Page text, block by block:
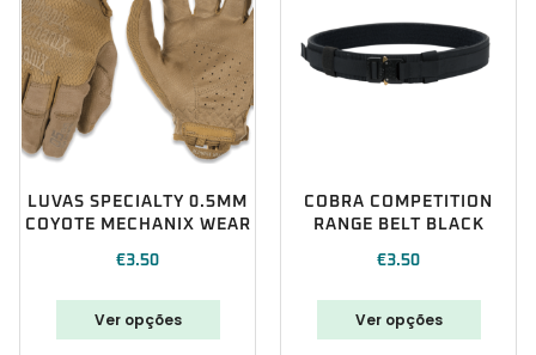
LUVAS SPECIALTY 0.5MM
COYOTE MECHANIX WEAR
€3.50
Ver opções
COBRA COMPETITION
RANGE BELT BLACK
€3.50
Ver opções